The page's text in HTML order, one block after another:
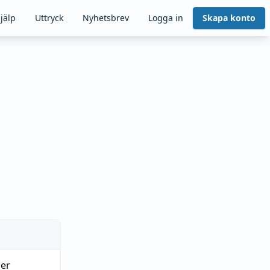
Uttryck Nyhetsbrev Logga in Skapa konto